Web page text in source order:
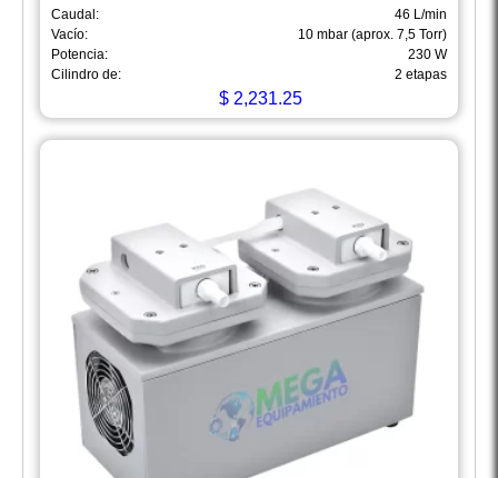
Caudal:
46 L/min
Vacío:
10 mbar (aprox. 7,5 Torr)
Potencia:
230 W
Cilindro de:
2 etapas
$2,231.25